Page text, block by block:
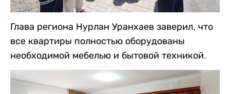
Глава региона Нурлан Уранхаев заверил, что
все квартиры полностью оборудованы
необходимой мебелью и бытовой техникой.